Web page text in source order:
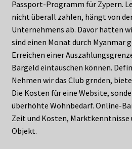
Passport-Programm für Zypern.
nicht überall zahlen, hängt von
Unternehmens ab. Davor hatten
sind einen Monat durch Myanmar
Erreichen einer
Bargeld eintauschen können.
Nehmen wir das Club grnden,
Die Kosten für eine Website,
überhöhte Wohnbedarf. Online-
Zeit und Kosten, Marktkenntnisse
Objekt.